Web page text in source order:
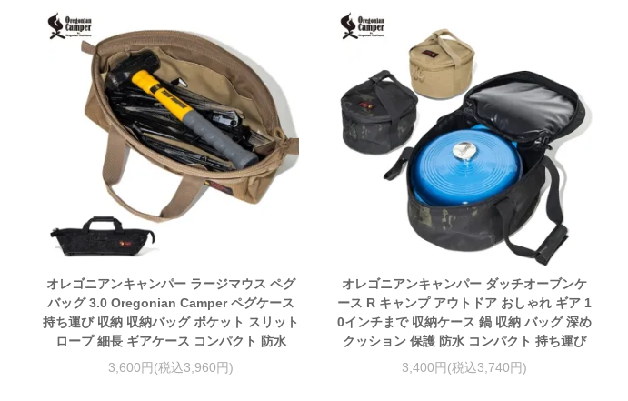
オレゴニアンキャンパー ラージマウス ペグ
バッグ 3.0 Oregonian Camper ペグケース
持ち運び 収納 収納バッグ ポケット スリット
ロープ 細長 ギアケース コンパクト 防水
3,600円(税込3,960円)
オレゴニアンキャンパー ダッチオーブンケ
ース R キャンプ アウトドア おしゃれ ギア 1
0インチまで 収納ケース 鍋 収納 バッグ 深め
クッション 保護 防水 コンパクト 持ち運び
3,400円(税込3,740円)